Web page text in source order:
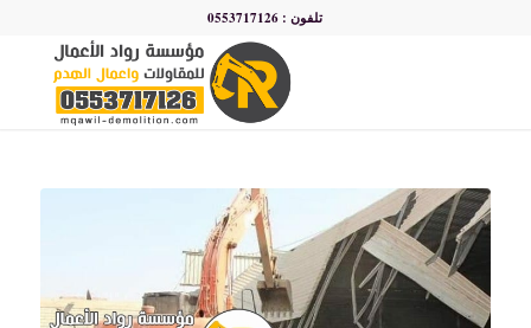
تلفون : 0553717126